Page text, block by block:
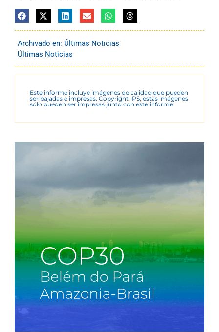
Archivado en: Últimas Noticias
Últimas Noticias
Este informe incluye imágenes de calidad que pueden
ser bajadas e impresas. Copyright IPS, estas imágenes
sólo pueden ser impresas junto con este informe